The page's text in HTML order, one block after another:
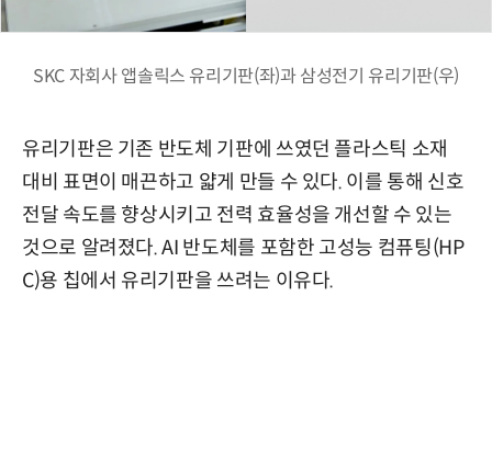
SKC 자회사 앱솔릭스 유리기판(좌)과 삼성전기 유리기판(우)
유리기판은 기존 반도체 기판에 쓰였던 플라스틱 소재
대비 표면이 매끈하고 얇게 만들 수 있다. 이를 통해 신호
전달 속도를 향상시키고 전력 효율성을 개선할 수 있는
것으로 알려졌다. AI 반도체를 포함한 고성능 컴퓨팅(HP
C)용 칩에서 유리기판을 쓰려는 이유다.